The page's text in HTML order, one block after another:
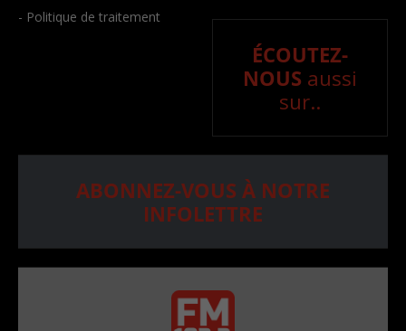
- Politique de traitement
ÉCOUTEZ-
NOUS aussi
sur..
ABONNEZ-VOUS À NOTRE
INFOLETTRE